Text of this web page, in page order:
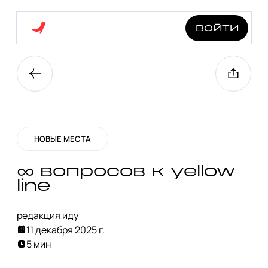
войти
НОВЫЕ МЕСТА
∞ вопросов к yellow
line
редакция иду
11 декабря 2025 г.
5 мин